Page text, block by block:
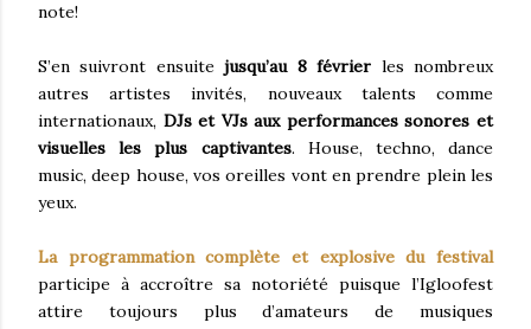
note!
S’en suivront ensuitejusqu’au 8 février les nombreux
autres artistes invités, nouveaux talents comme
internationaux, DJs et VJs aux performances sonores et
visuelles les plus captivantes. House, techno, dance
music, deep house, vos oreilles vont en prendre plein les
yeux.
La programmation complète et explosive du festival
participe à accroître sa notoriété puisque l’Igloofest
attire toujours plus d’amateurs de musiques